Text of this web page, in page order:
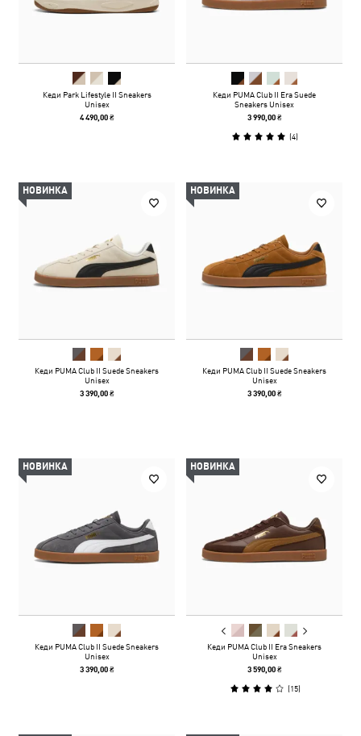
Кеди Park Lifestyle II Sneakers
Unisex
4 490,00 ₴
Кеди PUMA Club II Era Suede
Sneakers Unisex
3 990,00 ₴
(4)
НОВИНКА
Кеди PUMA Club II Suede Sneakers
Unisex
3 390,00 ₴
НОВИНКА
Кеди PUMA Club II Suede Sneakers
Unisex
3 390,00 ₴
НОВИНКА
Кеди PUMA Club II Suede Sneakers
Unisex
3 390,00 ₴
НОВИНКА
Кеди PUMA Club II Era Sneakers
Unisex
3 590,00 ₴
(15)